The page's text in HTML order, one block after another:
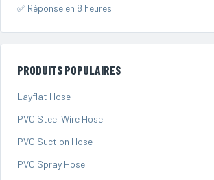
✅ Réponse en 8 heures
PRODUITS POPULAIRES
Layflat Hose
PVC Steel Wire Hose
PVC Suction Hose
PVC Spray Hose